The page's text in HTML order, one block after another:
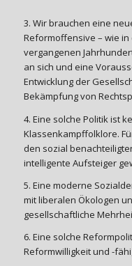
3. Wir brauchen eine
Reformoffensive – wie
vergangenen
an sich und eine
Entwicklung der
Bekämpfung von
4. Eine solche Politik ist
Klassenkampffolklore.
den sozial
intelligente Aufsteiger
5. Eine moderne
mit liberalen Ökologen
gesellschaftliche
6. Eine solche
Reformwilligkeit und -